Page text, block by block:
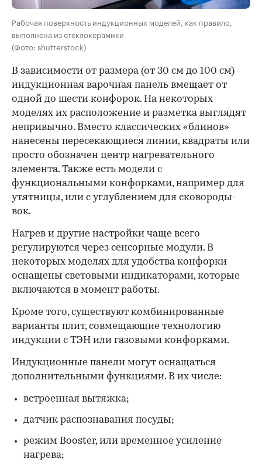
Рабочая поверхность индукционных моделей, как правило,
выполнена из стеклокерамики
(Фото: shutterstock)
В зависимости от размера (от 30 см до 100 см)
индукционная варочная панель вмещает от
одной до шести конфорок. На некоторых
моделях их расположение и разметка выглядят
непривычно. Вместо классических «блинов»
нанесены пересекающиеся линии, квадраты или
просто обозначен центр нагревательного
элемента. Также есть модели с
функциональными конфорками, например для
утятницы, или с углублением для сковороды-
вок.
Нагрев и другие настройки чаще всего
регулируются через сенсорные модули. В
некоторых моделях для удобства конфорки
оснащены световыми индикаторами, которые
включаются в момент работы.
Кроме того, существуют комбинированные
варианты плит, совмещающие технологию
индукции с ТЭН или газовыми конфорками.
Индукционные панели могут оснащаться
дополнительными функциями. В их числе:
встроенная вытяжка;
датчик распознавания посуды;
режим Booster, или временное усиление
нагрева;